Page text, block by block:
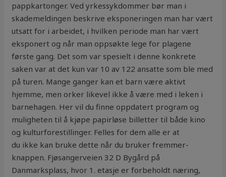
pappkartonger. Ved yrkessykdommer bør man i
skademeldingen beskrive eksponeringen man har vært
utsatt for i arbeidet, i hvilken periode man har vært
eksponert og når man oppsøkte lege for plagene
første gang. Det som var spesielt i denne konkrete
saken var at det kun var 10 av 122 ansatte som ble med
på turen. Mange ganger kan et barn være aktivt
hjemme, men orker likevel ikke å være med i leken i
barnehagen. ​Her vil du finne oppdatert program og
muligheten til å kjøpe papirløse billetter til både kino
og kulturforestillinger. Felles for dem alle er at
du ikke kan bruke dette når du bruker fremmer-
knappen. Fjøsangerveien 32 D Bygård på
Danmarksplass, hvor 1. etasje er forbeholdt næring,